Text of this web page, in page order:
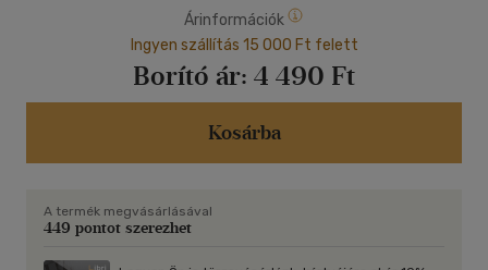
- egyre többen hisznek abban, hogy a Föld lapos,
- a MH370 járat megmagyarázhatatlan eltűnése,
- az Oszáma bin Láden megölése körül kialakult rejtélyek,
- Bruce Lee halálának rejtélyes körülményei,
- a Covid-19 világjárvány és az 5G hálózat elindítása Kínában,
Az összeesküvés-elméletek nem újdonságok. Végig kísérték
civilizációnk fejlődésének sorsfordító pillanatait, és ma is
bőséggel találkozhatunk velük. Befolyásolják
Árinformációk
Ingyen szállítás 15 000 Ft felett
Borító ár: 4 490 Ft
Kosárba
A termék megvásárlásával
449 pontot szerezhet